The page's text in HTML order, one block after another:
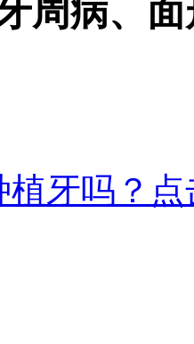
周病、
植牙吗？